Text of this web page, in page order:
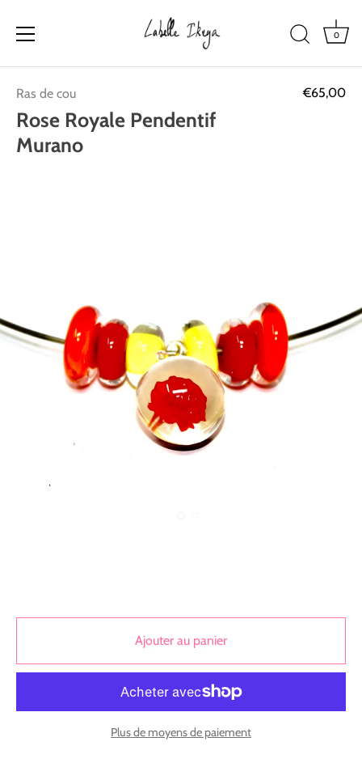
contenu
0
Ras de cou €65,00
Rose Royale Pendentif
Murano
Ajouter au panier
Plus de moyens de paiement